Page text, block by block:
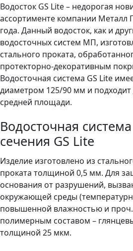
Водосток GS Lite – недорогая
ассортименте компании Металл
года. Данный водосток, как и
водосточных систем МП,
стального проката,
протекторно-декоративным
Водосточная система GS Lite
диаметром 125/90 мм и
средней площади.
Водосточная
сечения GS Lite
Изделие изготовлено из
проката толщиной 0,5 мм. Для
основания от разрушений,
окружающей среды
повышенной влажностью и
полимерным составом –
толщиной 25 мкм.